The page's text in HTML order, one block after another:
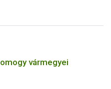
vármegyei